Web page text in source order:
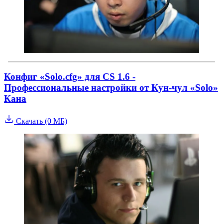
Конфиг «Solo.cfg» для CS 1.6 -
Профессиональные настройки от Кун-чул «Solo»
Кана
Скачать (0 МБ)